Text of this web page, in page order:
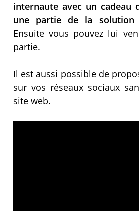
internaute avec un cadeau
une partie de la solution
Ensuite vous pouvez lui
partie.
Il est aussi possible de
sur vos réseaux sociaux
site web.